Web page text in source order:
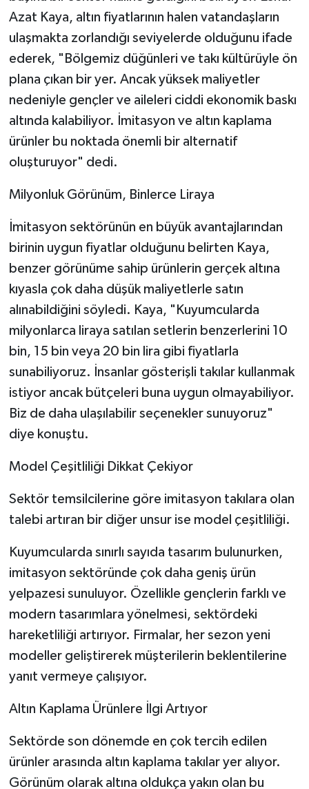
Azat Kaya, altın fiyatlarının halen vatandaşların
ulaşmakta zorlandığı seviyelerde olduğunu ifade
ederek, "Bölgemiz düğünleri ve takı kültürüyle ön
plana çıkan bir yer. Ancak yüksek maliyetler
nedeniyle gençler ve aileleri ciddi ekonomik baskı
altında kalabiliyor. İmitasyon ve altın kaplama
ürünler bu noktada önemli bir alternatif
oluşturuyor" dedi.
Milyonluk Görünüm, Binlerce Liraya
İmitasyon sektörünün en büyük avantajlarından
birinin uygun fiyatlar olduğunu belirten Kaya,
benzer görünüme sahip ürünlerin gerçek altına
kıyasla çok daha düşük maliyetlerle satın
alınabildiğini söyledi. Kaya, "Kuyumcularda
milyonlarca liraya satılan setlerin benzerlerini 10
bin, 15 bin veya 20 bin lira gibi fiyatlarla
sunabiliyoruz. İnsanlar gösterişli takılar kullanmak
istiyor ancak bütçeleri buna uygun olmayabiliyor.
Biz de daha ulaşılabilir seçenekler sunuyoruz"
diye konuştu.
Model Çeşitliliği Dikkat Çekiyor
Sektör temsilcilerine göre imitasyon takılara olan
talebi artıran bir diğer unsur ise model çeşitliliği.
Kuyumcularda sınırlı sayıda tasarım bulunurken,
imitasyon sektöründe çok daha geniş ürün
yelpazesi sunuluyor. Özellikle gençlerin farklı ve
modern tasarımlara yönelmesi, sektördeki
hareketliliği artırıyor. Firmalar, her sezon yeni
modeller geliştirerek müşterilerin beklentilerine
yanıt vermeye çalışıyor.
Altın Kaplama Ürünlere İlgi Artıyor
Sektörde son dönemde en çok tercih edilen
ürünler arasında altın kaplama takılar yer alıyor.
Görünüm olarak altına oldukça yakın olan bu